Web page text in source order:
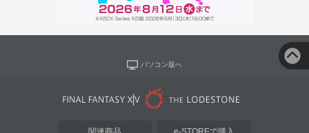
パソコン版へ